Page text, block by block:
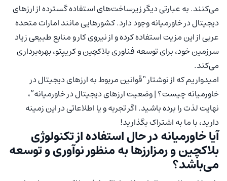
می‌کنند. به عبارتی دیگر زیرساخت‌های استفاده گسترده از ارزهای
دیجیتال در خاورمیانه وجود دارد. کشور‌هایی مانند امارات متحده
عربی از این مزیت استفاده کرده و از نیروی کار و منابع طبیعی زیاد
سرزمین خود، برای توسعه فناوری بلاکچین و کریپتو، بهره‌برداری
می‌کند.
امیدواریم که از نوشتار “قوانین مربوط به ارزهای دیجیتال در
خاورمیانه چیست؟ | وضعیت ارزهای دیجیتال در خاورمیانه”،
نهایت لذت را برده باشید. اگر تجربه و یا اطلاعاتی در این زمینه
دارید، با ما به اشتراک بگذارید!
آیا خاورمیانه در حال استفاده از تکنولوژی
بلاکچین و رمزارزها به منظور نوآوری و توسعه
می‌باشد؟